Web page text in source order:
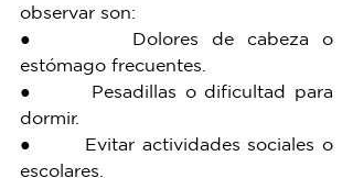
observar son:
●       Dolores de cabeza o
estómago frecuentes.
●       Pesadillas o dificultad para
dormir.
●       Evitar actividades sociales o
escolares.